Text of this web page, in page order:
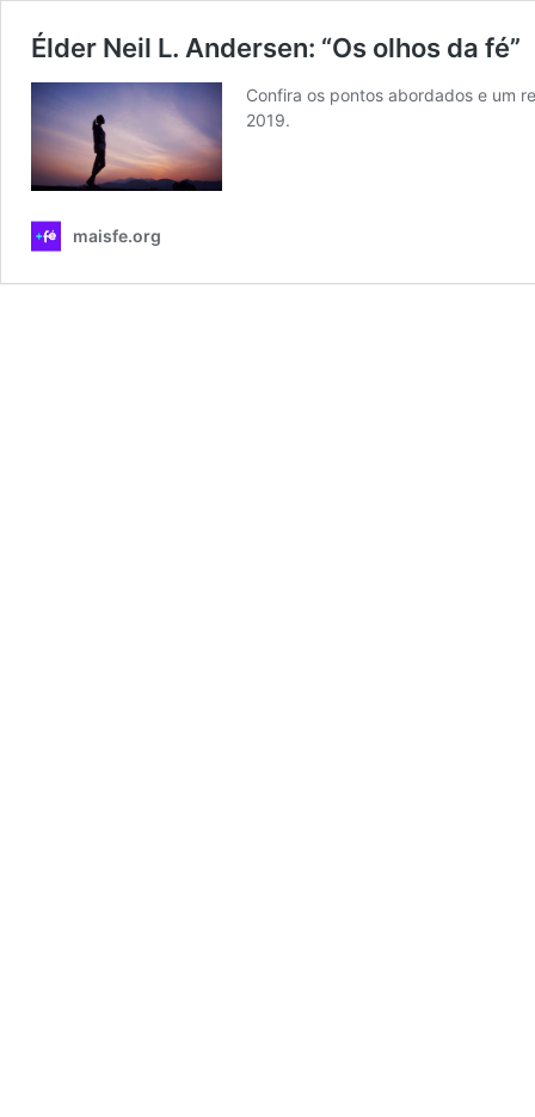
Élder Neil L. Andersen: “Os olhos da fé”
Confira os pontos abordados e um
2019.
maisfe.org